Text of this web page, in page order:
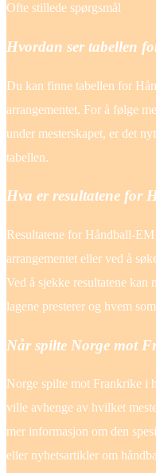
Ofte stillede spørgsmål
Hvordan ser tabellen
Du kan finne tabellen for
arrangementet. For å følge
under mesterskapet, er det
tabellen.
Hva er resultatene for
Resultatene for Håndball-
arrangementet eller ved å
Ved å sjekke resultatene kan
lagene presterer og hvem
Når spilte Norge mot
Norge spilte mot Frankrike i
ville avhenge av hvilket
mer informasjon om den
eller nyhetsartikler om